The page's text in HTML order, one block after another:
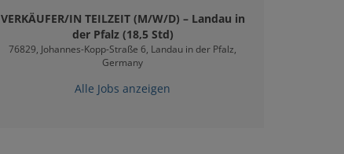
VERKÄUFER/IN TEILZEIT (M/W/D) – Landau in
der Pfalz (18,5 Std)
76829, Johannes-Kopp-Straße 6, Landau in der Pfalz,
Germany
Alle Jobs anzeigen